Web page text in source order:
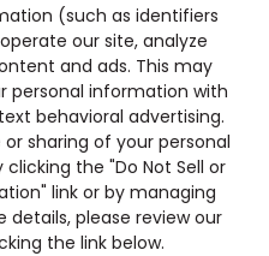
(such as identifiers
our site, analyze
and ads. This may
personal information with
behavioral advertising.
sharing of your personal
the "Do Not Sell or
link or by managing
details, please review our
the link below.